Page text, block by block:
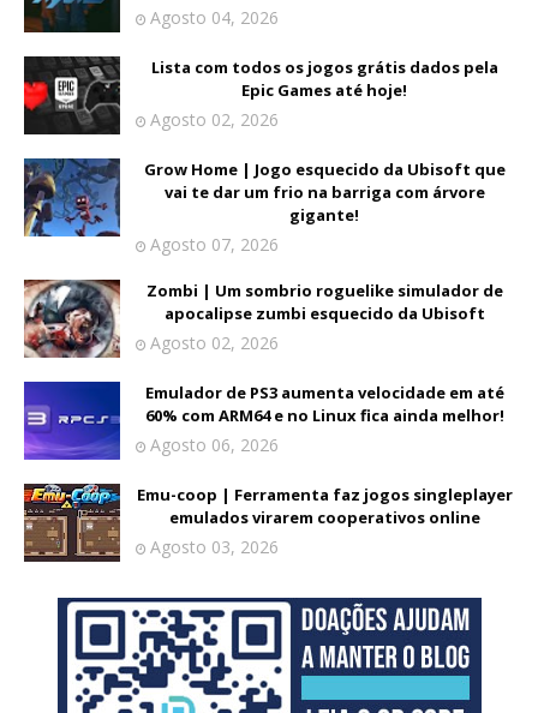
Agosto 04, 2026
Lista com todos os jogos grátis dados pela
Epic Games até hoje!
Agosto 02, 2026
Grow Home | Jogo esquecido da Ubisoft que
vai te dar um frio na barriga com árvore
gigante!
Agosto 07, 2026
Zombi | Um sombrio roguelike simulador de
apocalipse zumbi esquecido da Ubisoft
Agosto 02, 2026
Emulador de PS3 aumenta velocidade em até
60% com ARM64 e no Linux fica ainda melhor!
Agosto 06, 2026
Emu-coop | Ferramenta faz jogos singleplayer
emulados virarem cooperativos online
Agosto 03, 2026